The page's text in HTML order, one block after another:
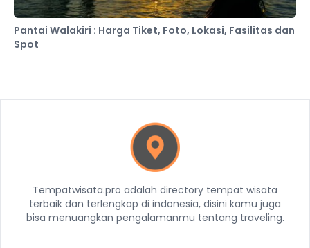
Pantai Walakiri : Harga Tiket, Foto, Lokasi, Fasilitas dan
Spot
Tempatwisata.pro adalah directory tempat wisata
terbaik dan terlengkap di indonesia, disini kamu juga
bisa menuangkan pengalamanmu tentang traveling.